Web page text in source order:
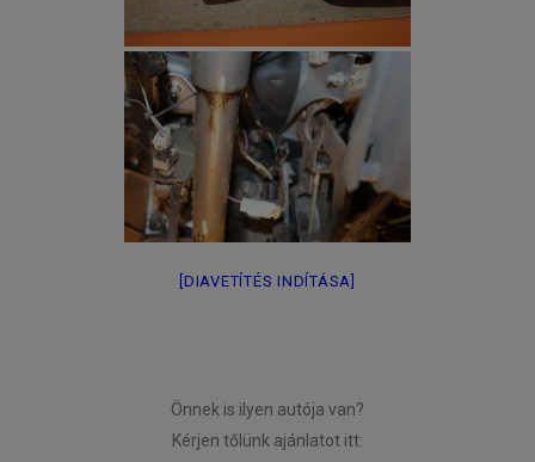
[DIAVETÍTÉS INDÍTÁSA]
Önnek is ilyen autója van?
Kérjen tőlünk ajánlatot itt: